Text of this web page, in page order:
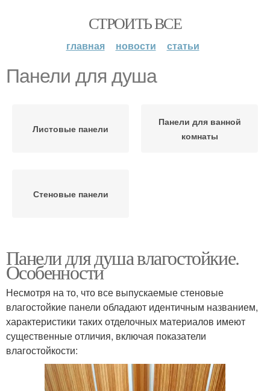
СТРОИТЬ ВСЕ
главная новости статьи
Панели для душа
Листовые панели
Панели для ванной
комнаты
Стеновые панели
Панели для душа влагостойкие.
Особенности
Несмотря на то, что все выпускаемые стеновые
влагостойкие панели обладают идентичным названием,
характеристики таких отделочных материалов имеют
существенные отличия, включая показатели
влагостойкости: